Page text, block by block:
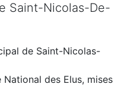
Saint-Nicolas-De-
de Saint-Nicolas-
des Elus, mises